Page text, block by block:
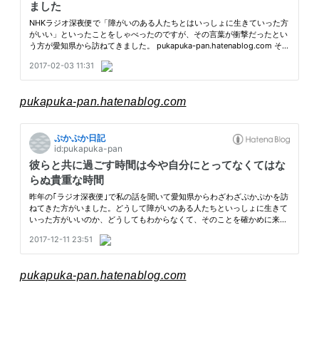
pukapuka-pan.hatenablog.com
pukapuka-pan.hatenablog.com